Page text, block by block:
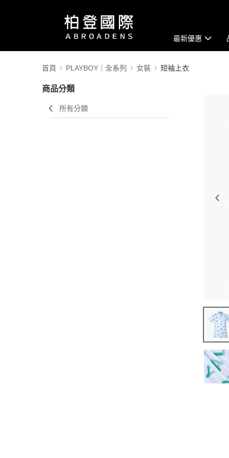
最新優惠
首頁 PLAYBOY｜全系列 女裝 短袖上衣
商品分類
所有分類